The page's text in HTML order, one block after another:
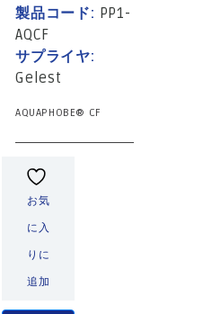
製品コード: PP1-
AQCF
サプライヤ:
Gelest
AQUAPHOBE® CF
お気
に入
りに
追加